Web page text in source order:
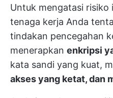
Untuk mengatasi risiko
tenaga kerja Anda
tindakan pencegahan
menerapkan enkripsi
kata sandi yang kuat,
akses yang ketat, dan